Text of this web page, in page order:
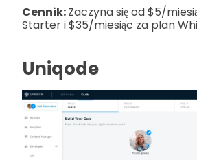
Cennik:Zaczyna się od $5/
Starter i $35/miesiąc za plan
Uniqode